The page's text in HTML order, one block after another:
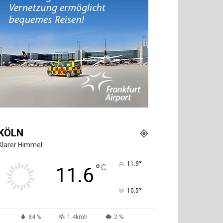
Himmel
11.6°C 11.9°
10.5°
84 % 1.4kmh 2 %